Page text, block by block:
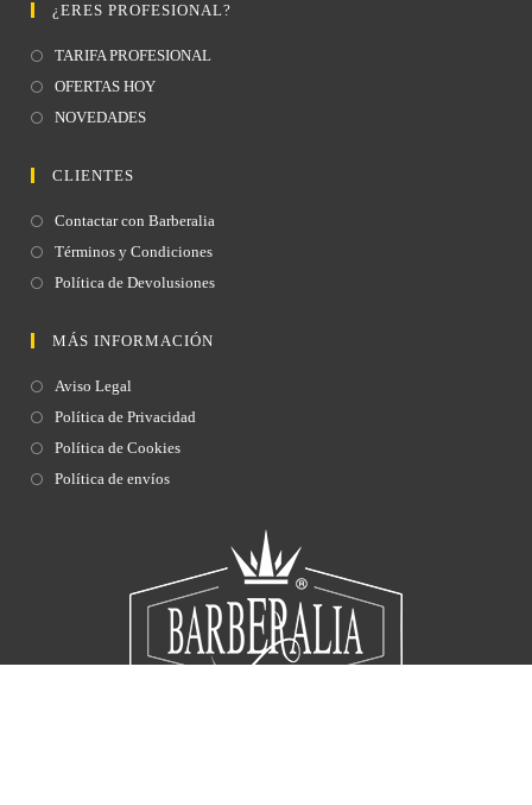
MÁS INFORMACIÓN
Aviso Legal
Política de Privacidad
Política de Cookies
Política de envíos
CLIENTES
Contactar con Barberalia
Términos y Condiciones
Política de Devolusiones
¿ERES PROFESIONAL?
TARIFA PROFESIONAL
OFERTAS HOY
NOVEDADES